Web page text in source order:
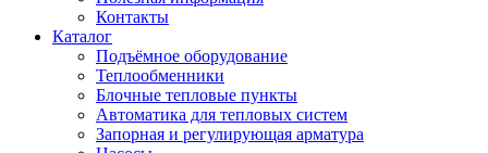
Контакты
Каталог
Подъёмное оборудование
Теплообменники
Блочные тепловые пункты
Автоматика для тепловых систем
Запорная и регулирующая арматура